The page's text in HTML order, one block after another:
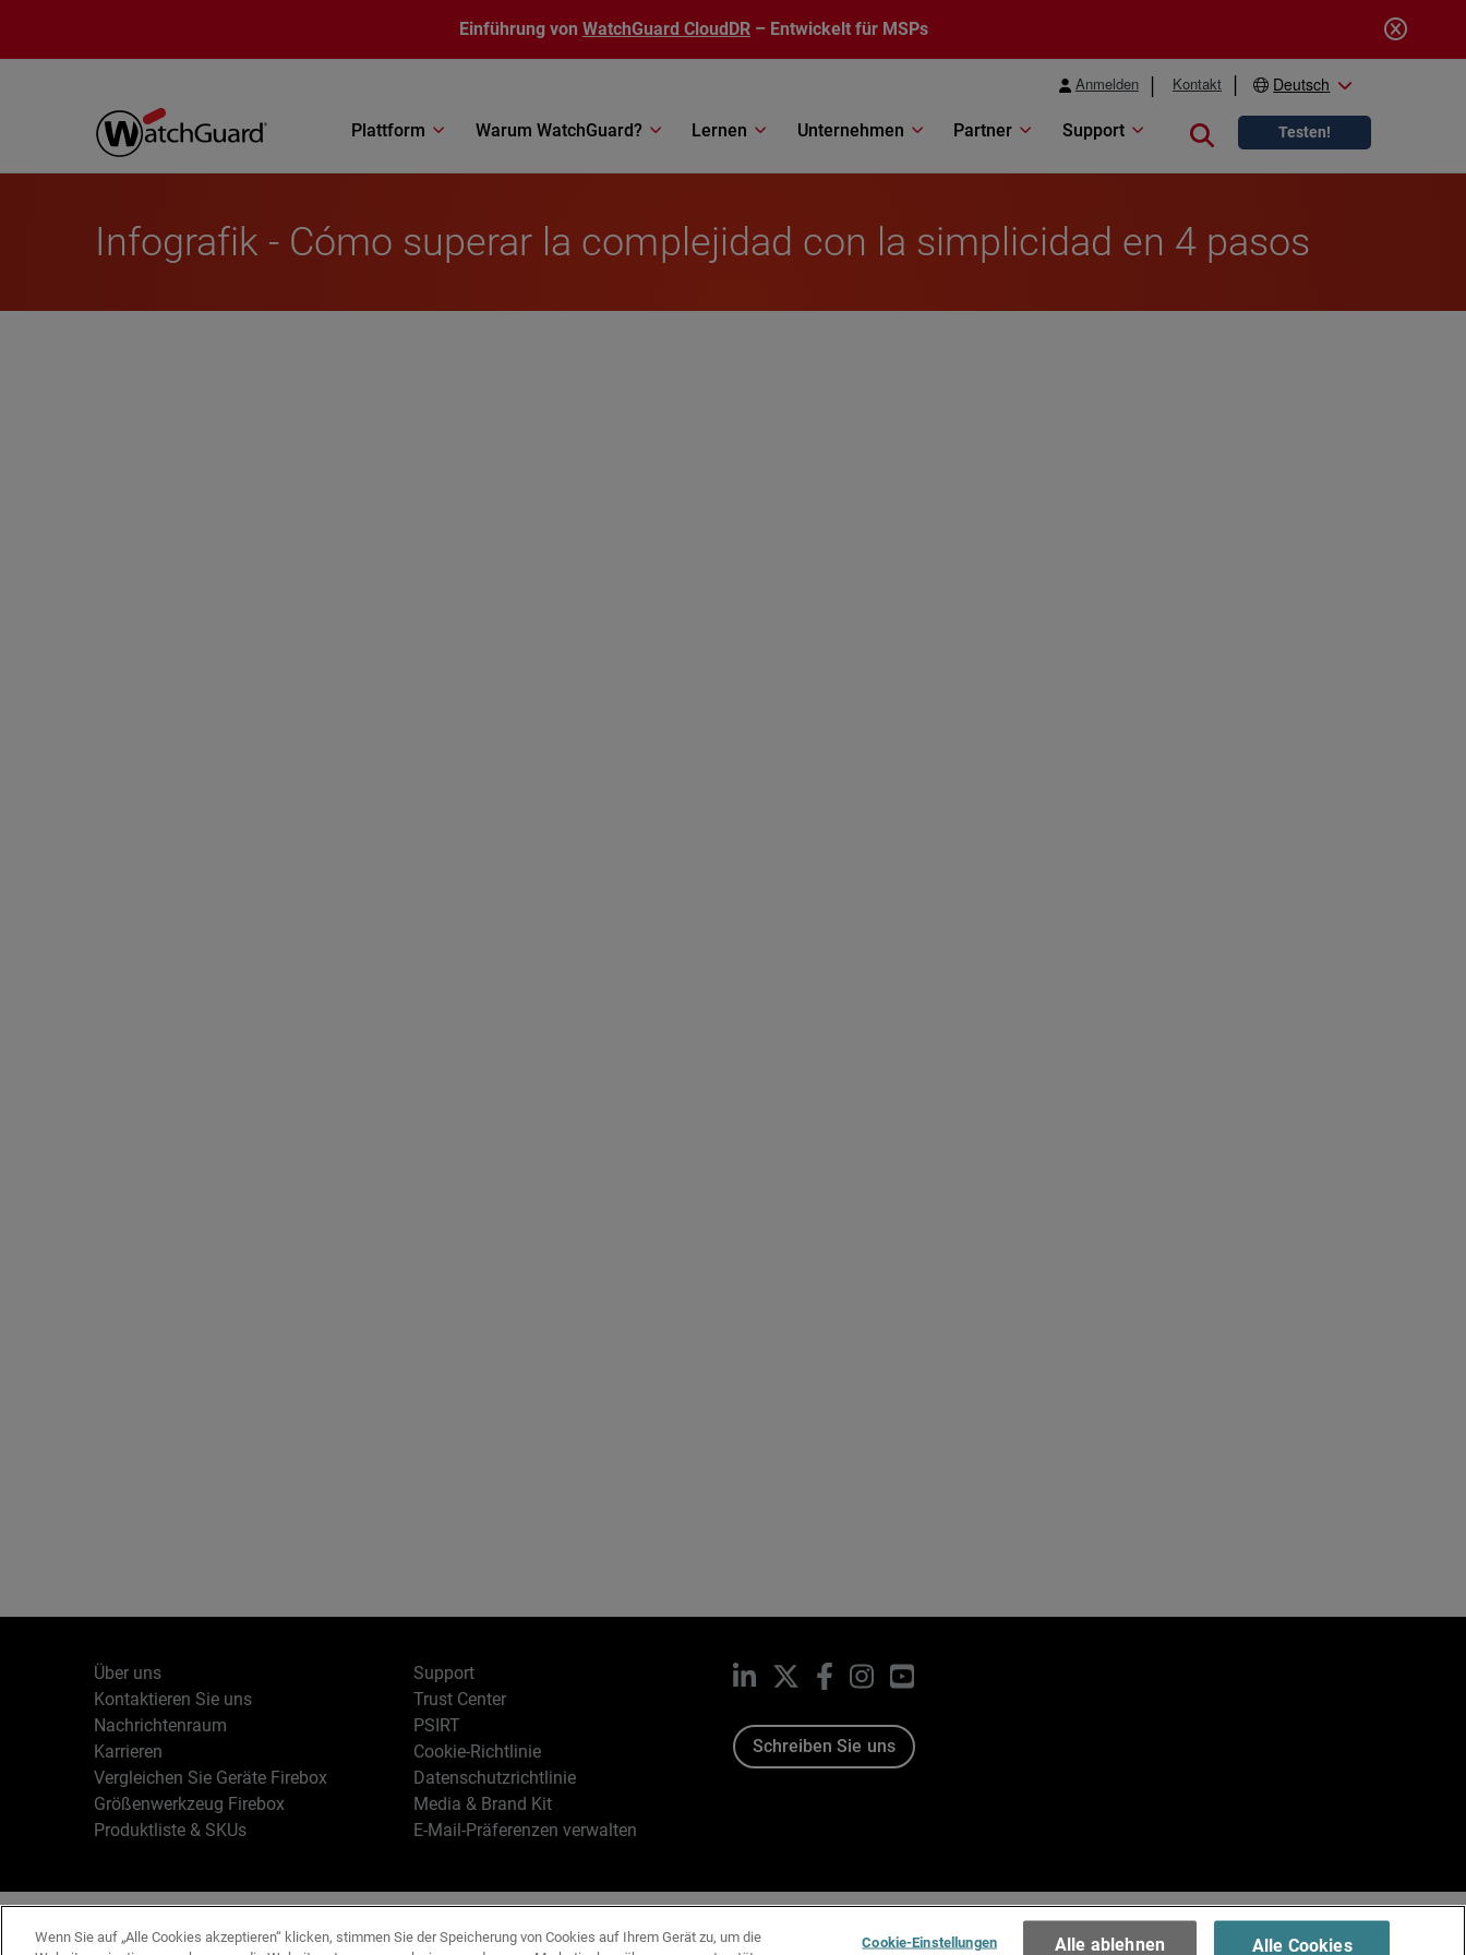
Einführung von WatchGuard CloudDR – Entwickelt für MSPs
Anmelden Kontakt Deutsch
Plattform Warum WatchGuard? Lernen Unternehmen Partner Support Close search
Testen!
Infografik - Cómo superar la complejidad con la simplicidad en 4 pasos
Über uns
Kontaktieren Sie uns
Nachrichtenraum
Karrieren
Vergleichen Sie Geräte Firebox
Größenwerkzeug Firebox
Produktliste & SKUs
Support
Trust Center
PSIRT
Cookie-Richtlinie
Datenschutzrichtlinie
Media & Brand Kit
E-Mail-Präferenzen verwalten
LinkedIn Facebook
InstagramYouTube
Schreiben Sie uns
Copyright © 1996-2026 WatchGuard Technologies, Inc. Alle Rechte vorbehalten. Terms of Use >
Wenn Sie auf „Alle Cookies akzeptieren“ klicken, stimmen Sie der Speicherung von Cookies auf Ihrem Gerät zu, um die
Cookie-Einstellungen Alle ablehnen Alle Cookies